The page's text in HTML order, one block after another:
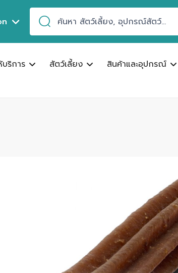
บริการ สัตว์เลี้ยง สินค้าและอุปกรณ์